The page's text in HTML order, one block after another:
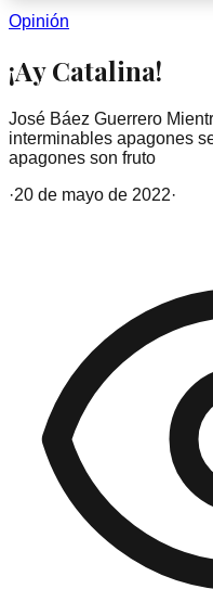
Opinión
¡Ay Catalina!
José Báez Guerrero
interminables apagones
apagones son fruto
·20 de mayo de 2022·